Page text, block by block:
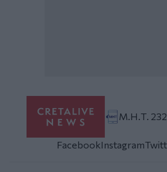
Μ.Η.Τ.
FacebookInstagram